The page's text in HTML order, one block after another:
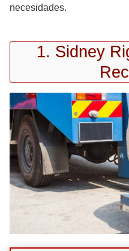
necesidades.
1. Sidney